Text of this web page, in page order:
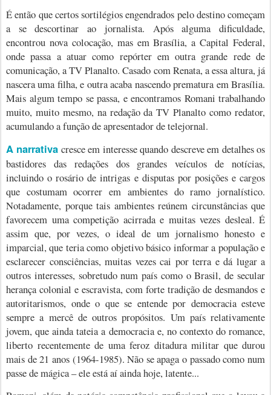
É então que certos sortilégios engendrados pelo destino começam
a se descortinar ao jornalista. Após alguma dificuldade,
encontrou nova colocação, mas em Brasília, a Capital Federal,
onde passa a atuar como repórter em outra grande rede de
comunicação, a TV Planalto. Casado com Renata, a essa altura, já
nascera uma filha, e outra acaba nascendo prematura em Brasília.
Mais algum tempo se passa, e encontramos Romani trabalhando
muito, muito mesmo, na redação da TV Planalto como redator,
acumulando a função de apresentador de telejornal.
A narrativa cresce em interesse quando descreve em detalhes os
bastidores das redações dos grandes veículos de notícias,
incluindo o rosário de intrigas e disputas por posições e cargos
que costumam ocorrer em ambientes do ramo jornalístico.
Notadamente, porque tais ambientes reúnem circunstâncias que
favorecem uma competição acirrada e muitas vezes desleal. É
assim que, por vezes, o ideal de um jornalismo honesto e
imparcial, que teria como objetivo básico informar a população e
esclarecer consciências, muitas vezes cai por terra e dá lugar a
outros interesses, sobretudo num país como o Brasil, de secular
herança colonial e escravista, com forte tradição de desmandos e
autoritarismos, onde o que se entende por democracia esteve
sempre a mercê de outros propósitos. Um país relativamente
jovem, que ainda tateia a democracia e, no contexto do romance,
liberto recentemente de uma feroz ditadura militar que durou
mais de 21 anos (1964-1985). Não se apaga o passado como num
passe de mágica – ele está aí ainda hoje, latente...